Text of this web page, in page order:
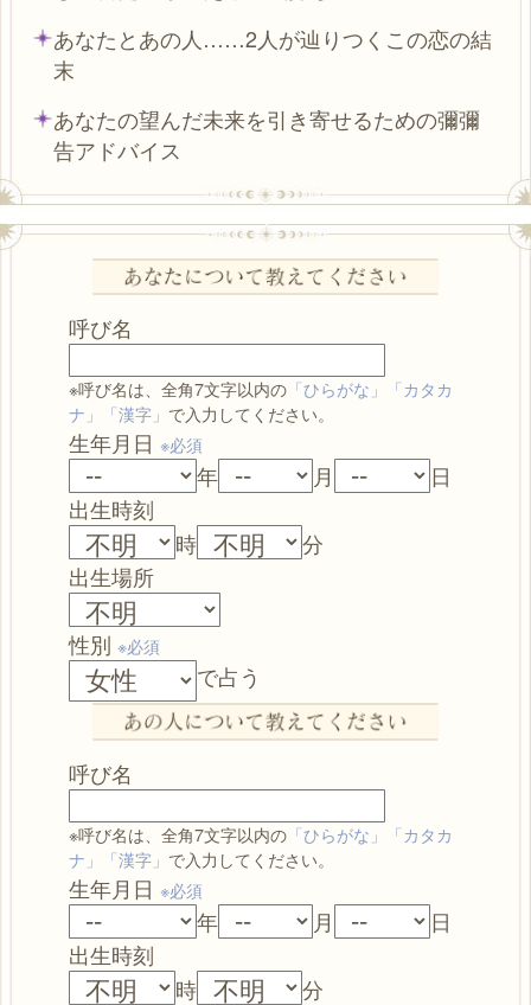
あなたとあの人……2人が辿りつくこの恋の結
末
あなたの望んだ未来を引き寄せるための彌彌
告アドバイス
呼び名
※呼び名は、全角7文字以内の 「ひらがな」「カタカ
ナ」「漢字」 で入力してください。
生年月日 ※必須
年 月
日
出生時刻
時
分
出生場所
性別 ※必須
で占う
呼び名
※呼び名は、全角7文字以内の 「ひらがな」「カタカ
ナ」「漢字」 で入力してください。
生年月日 ※必須
年 月
日
出生時刻
時
分